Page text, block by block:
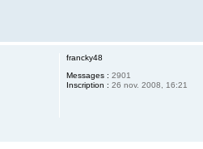
francky48
Messages : 2901
Inscription : 26 nov. 2008, 16:21